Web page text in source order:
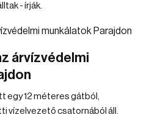
- írják.
árvízvédelmi
egy 12 méteres gátból,
vízelvezető csatornából áll.